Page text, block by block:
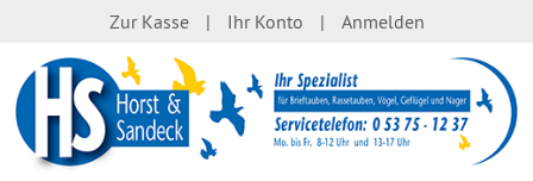
Zur Kasse Ihr Konto Anmelden